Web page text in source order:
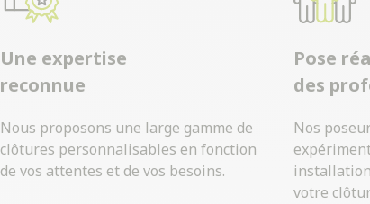
Une expertise
reconnue
Nous proposons une large gamme de
clôtures personnalisables en fonction
de vos attentes et de vos besoins.
Pose
des
Nos
votre